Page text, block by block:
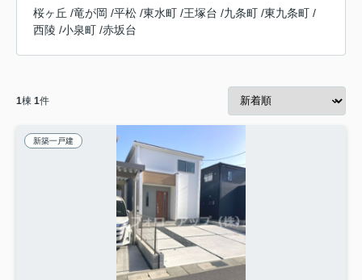
桜ヶ丘 /竜が岡 /平松 /東水町 /王塚台 /九条町 /東九条町 /
西陵 /小泉町 /赤坂台
1棟 1件
新築一戸建